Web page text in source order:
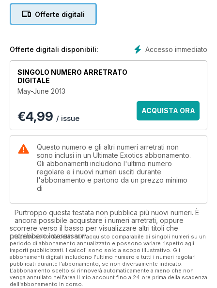
Offerte digitali
Accesso immediato
Offerte digitali disponibili:
SINGOLO NUMERO ARRETRATO
DIGITALE
May-June 2013
€4,99 / issue
ACQUISTA ORA
Questo numero e gli altri numeri arretrati non
sono inclusi in un Ultimate Exotics abbonamento.
Gli abbonamenti includono l'ultimo numero
regolare e i nuovi numeri usciti durante
l'abbonamento e partono da un prezzo minimo
di
Purtroppo questa testata non pubblica più nuovi numeri. È
ancora possibile acquistare i numeri arretrati, oppure
scorrere verso il basso per visualizzare altri titoli che
potrebbero interessarvi.
I risparmi sono calcolati sull'acquisto comparabile di singoli numeri su un
periodo di abbonamento annualizzato e possono variare rispetto agli
importi pubblicizzati. I calcoli sono solo a scopo illustrativo. Gli
abbonamenti digitali includono l'ultimo numero e tutti i numeri regolari
pubblicati durante l'abbonamento, se non diversamente indicato.
L'abbonamento scelto si rinnoverà automaticamente a meno che non
venga annullato nell'area Il mio account fino a 24 ore prima della scadenza
dell'abbonamento in corso.